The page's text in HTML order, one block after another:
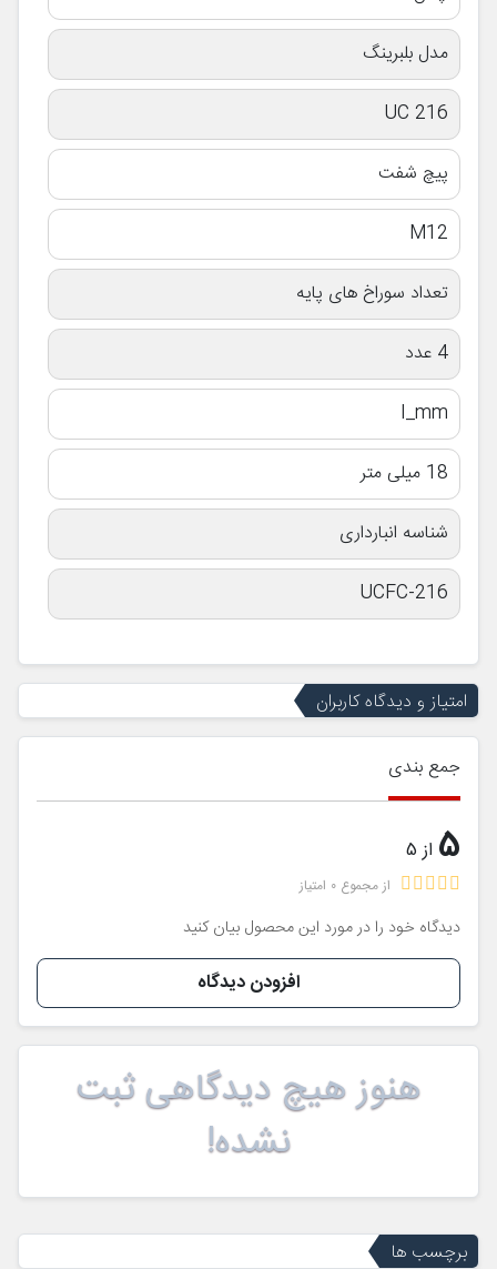
مدل بلبرینگ
UC 216
پیچ شفت
M12
تعداد سوراخ های پایه
4 عدد
I_mm
18 میلی متر
شناسه انبارداری
UCFC-216
امتیاز و دیدگاه کاربران
جمع بندی
5 از 5
از مجموع 0 امتیاز
دیدگاه خود را در مورد این محصول بیان کنید
افزودن دیدگاه
هنوز هیچ دیدگاهی ثبت
نشده!
برچسب ها